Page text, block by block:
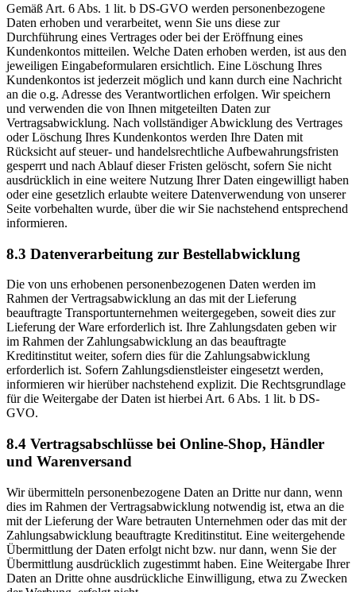
Gemäß Art. 6 Abs. 1 lit. b DS-GVO werden personenbezogene
Daten erhoben und verarbeitet, wenn Sie uns diese zur
Durchführung eines Vertrages oder bei der Eröffnung eines
Kundenkontos mitteilen. Welche Daten erhoben werden, ist aus den
jeweiligen Eingabeformularen ersichtlich. Eine Löschung Ihres
Kundenkontos ist jederzeit möglich und kann durch eine Nachricht
an die o.g. Adresse des Verantwortlichen erfolgen. Wir speichern
und verwenden die von Ihnen mitgeteilten Daten zur
Vertragsabwicklung. Nach vollständiger Abwicklung des Vertrages
oder Löschung Ihres Kundenkontos werden Ihre Daten mit
Rücksicht auf steuer- und handelsrechtliche Aufbewahrungsfristen
gesperrt und nach Ablauf dieser Fristen gelöscht, sofern Sie nicht
ausdrücklich in eine weitere Nutzung Ihrer Daten eingewilligt haben
oder eine gesetzlich erlaubte weitere Datenverwendung von unserer
Seite vorbehalten wurde, über die wir Sie nachstehend entsprechend
informieren.
8.3 Datenverarbeitung zur Bestellabwicklung
Die von uns erhobenen personenbezogenen Daten werden im
Rahmen der Vertragsabwicklung an das mit der Lieferung
beauftragte Transportunternehmen weitergegeben, soweit dies zur
Lieferung der Ware erforderlich ist. Ihre Zahlungsdaten geben wir
im Rahmen der Zahlungsabwicklung an das beauftragte
Kreditinstitut weiter, sofern dies für die Zahlungsabwicklung
erforderlich ist. Sofern Zahlungsdienstleister eingesetzt werden,
informieren wir hierüber nachstehend explizit. Die Rechtsgrundlage
für die Weitergabe der Daten ist hierbei Art. 6 Abs. 1 lit. b DS-
GVO.
8.4 Vertragsabschlüsse bei Online-Shop, Händler
und Warenversand
Wir übermitteln personenbezogene Daten an Dritte nur dann, wenn
dies im Rahmen der Vertragsabwicklung notwendig ist, etwa an die
mit der Lieferung der Ware betrauten Unternehmen oder das mit der
Zahlungsabwicklung beauftragte Kreditinstitut. Eine weitergehende
Übermittlung der Daten erfolgt nicht bzw. nur dann, wenn Sie der
Übermittlung ausdrücklich zugestimmt haben. Eine Weitergabe Ihrer
Daten an Dritte ohne ausdrückliche Einwilligung, etwa zu Zwecken